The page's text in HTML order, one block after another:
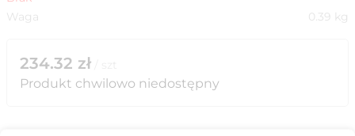
Waga
0.39 kg
234.32 zł
Produkt chwilowo niedostępny